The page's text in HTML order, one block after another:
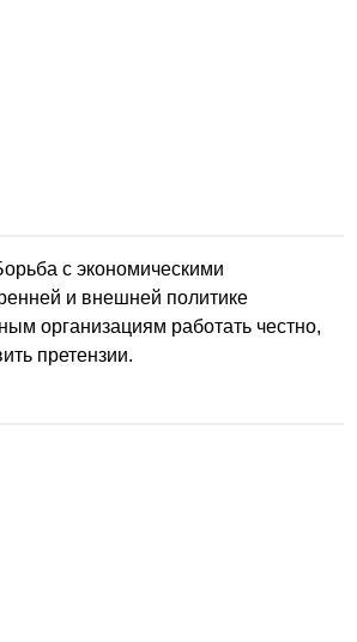
с экономическими
и внешней политике
организациям работать честно,
претензии.